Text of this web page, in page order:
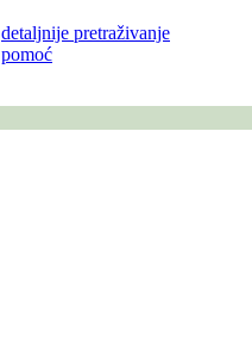
detaljnije pretraživanje
pomoć